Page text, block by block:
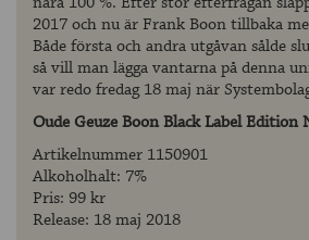
2017 och nu är Frank Boon tillbaka
Både första och andra utgåvan sålde
så vill man lägga vantarna på denna
var redo fredag 18 maj när
Oude Geuze Boon Black Label Edition
Artikelnummer 1150901
Alkoholhalt: 7%
Pris: 99 kr
Release: 18 maj 2018